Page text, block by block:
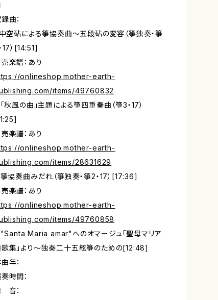
曲：
空砧による箏協奏曲～五段砧の変容（箏独奏・箏
17）[14:51]
楽譜：あり
onlineshop.mother-earth-
items/49760832
秋風の曲」主題による箏四重奏曲（箏3・17）
楽譜：あり
onlineshop.mother-earth-
items/28631629
協奏曲みだれ（箏独奏・箏2・17）[17:36]
楽譜：あり
onlineshop.mother-earth-
items/49760858
Maria amar"へのオマージュ「聖母マリア
集」より～独奏二十五絃箏のための[12:48]
年：
時間：
音：